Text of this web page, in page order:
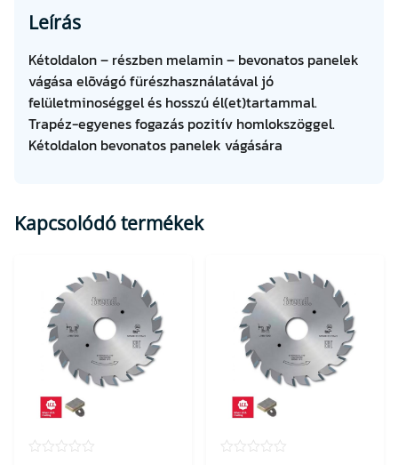
)
3
0
0
×
/
,
2
×
3
0
Z
Leírás
Kétoldalon – részben melamin – bevonatos panelek
vágása elõvágó fürészhasználatával jó
felületminoséggel és hosszú él(et)tartammal.
Trapéz-egyenes fogazás pozitív homlokszöggel.
Kétoldalon bevonatos panelek vágására
Kapcsolódó termékek